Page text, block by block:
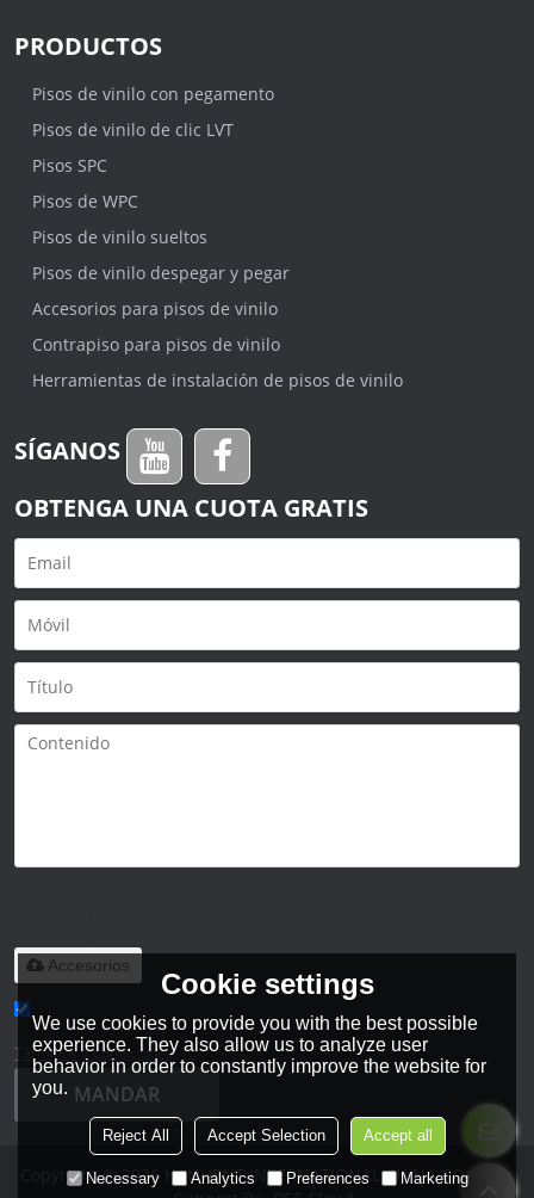
PRODUCTOS
Pisos de vinilo con pegamento
Pisos de vinilo de clic LVT
Pisos SPC
Pisos de WPC
Pisos de vinilo sueltos
Pisos de vinilo despegar y pegar
Accesorios para pisos de vinilo
Contrapiso para pisos de vinilo
Herramientas de instalación de pisos de vinilo
SÍGANOS
OBTENGA UNA CUOTA GRATIS
Accesorios
He leido y acepto los Términos y Condiciones de este servicio,
Términos y Condiciones
MANDAR
Copyright © 2026 HANHENT INTERNATIONAL CHINA CO., LTD.
Cookie settings
We use cookies to provide you with the best possible
experience. They also allow us to analyze user
behavior in order to constantly improve the website for
you.
Reject All Accept Selection Accept all
Necessary Analytics Preferences Marketing